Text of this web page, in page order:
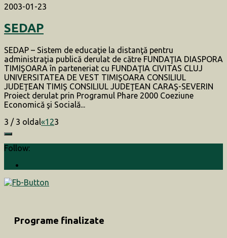
2003-01-23
SEDAP
SEDAP – Sistem de educaţie la distanţă pentru
administraţia publică derulat de către FUNDAŢIA DIASPORA
TIMIŞOARA în parteneriat cu FUNDAŢIA CIVITAS CLUJ
UNIVERSITATEA DE VEST TIMIŞOARA CONSILIUL
JUDEŢEAN TIMIŞ CONSILIUL JUDEŢEAN CARAŞ-SEVERIN
Proiect derulat prin Programul Phare 2000 Coeziune
Economică şi Socială...
3 / 3 oldal «1 23
Follow:
Programe finalizate